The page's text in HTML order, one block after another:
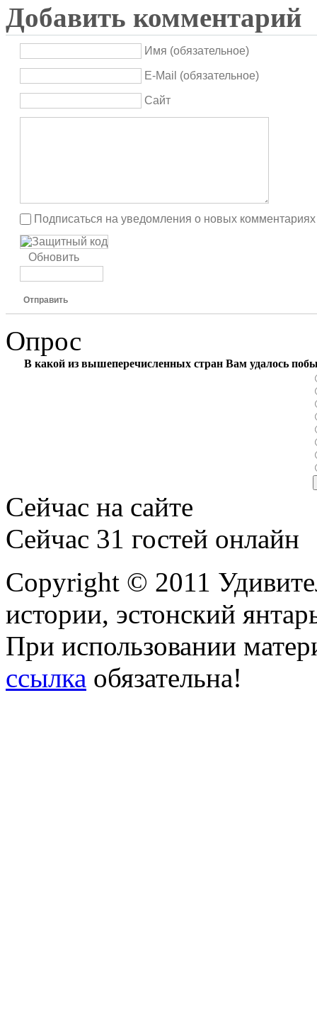
Добавить комментарий
Имя (обязательное)
E-Mail (обязательное)
Сайт
Подписаться на уведомления о новых комментариях
Обновить
Отправить
Опрос
В какой из вышеперечисленных стран Вам удалось
Сейчас на сайте
Сейчас 31 гостей онлайн
Copyright © 2011
истории, эстонский
При использовании
ссылка обязательна!